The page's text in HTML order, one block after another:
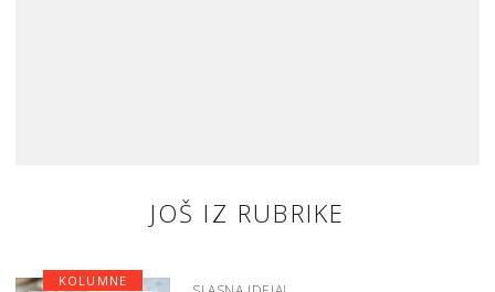
JOŠ IZ RUBRIKE
KOLUMNE